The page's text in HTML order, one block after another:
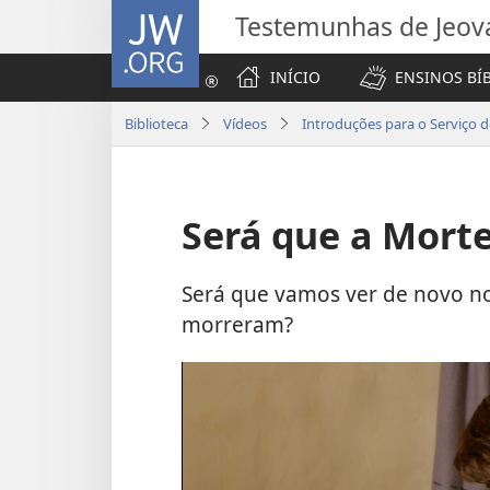
JW.ORG Testemunhas de
INÍCIO ENSINOS
Biblioteca Vídeos Introduções para o Serviço
Será que a
Será que vamos ver de novo
morreram?